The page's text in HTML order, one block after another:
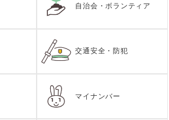
自治会・ボランティア
交通安全・防犯
マイナンバー